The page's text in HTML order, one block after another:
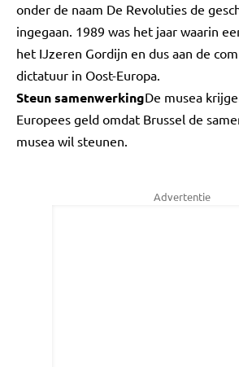
onder de naam De Revoluties de
ingegaan. 1989 was het jaar waarin
het IJzeren Gordijn en dus aan de
dictatuur in Oost-Europa.
Steun samenwerkingDe musea
Europees geld omdat Brussel de
musea wil steunen.
Advertentie